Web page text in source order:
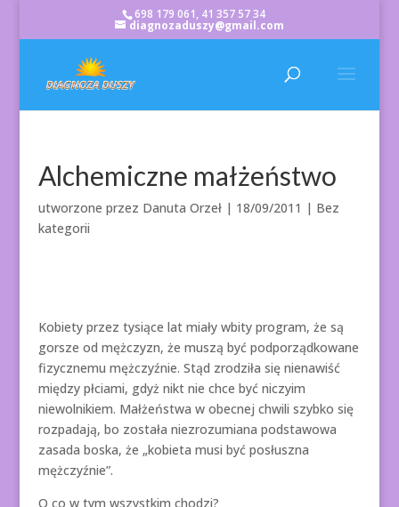
698 179 061, 41 357 57 34
diagnozaduszy@gmail.com
Alchemiczne małżeństwo
utworzone przez Danuta Orzeł| 18/09/2011 | Bez
kategorii
Kobiety przez tysiące lat miały wbity program, że są
gorsze od mężczyzn, że muszą być podporządkowane
fizycznemu mężczyźnie. Stąd zrodziła się nienawiść
między płciami, gdyż nikt nie chce być niczyim
niewolnikiem. Małżeństwa w obecnej chwili szybko się
rozpadają, bo została niezrozumiana podstawowa
zasada boska, że „kobieta musi być posłuszna
mężczyźnie”.
O co w tym wszystkim chodzi?